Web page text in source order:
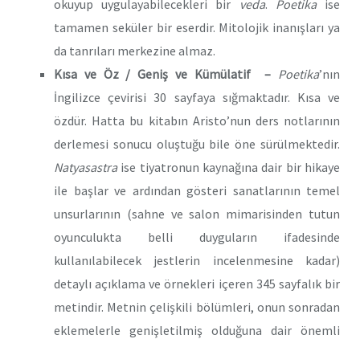
okuyup uygulayabilecekleri bir veda. Poetikaise
tamamen seküler bir eserdir. Mitolojik inanışları ya
da tanrıları merkezine almaz.
Kısa ve Öz / Geniş ve Kümülatif – Poetika’nın
İngilizce çevirisi 30 sayfaya sığmaktadır. Kısa ve
özdür. Hatta bu kitabın Aristo’nun ders notlarının
derlemesi sonucu oluştuğu bile öne sürülmektedir.
Natyasastraise tiyatronun kaynağına dair bir hikaye
ile başlar ve ardından gösteri sanatlarının temel
unsurlarının (sahne ve salon mimarisinden tutun
oyunculukta belli duyguların ifadesinde
kullanılabilecek jestlerin incelenmesine kadar)
detaylı açıklama ve örnekleri içeren 345 sayfalık bir
metindir. Metnin çelişkili bölümleri, onun sonradan
eklemelerle genişletilmiş olduğuna dair önemli